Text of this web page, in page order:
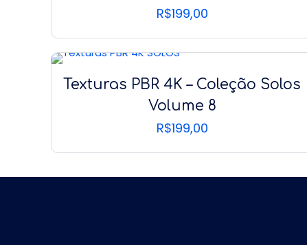
R$199,00
Texturas PBR 4K – Coleção Solos
Volume 8
R$199,00